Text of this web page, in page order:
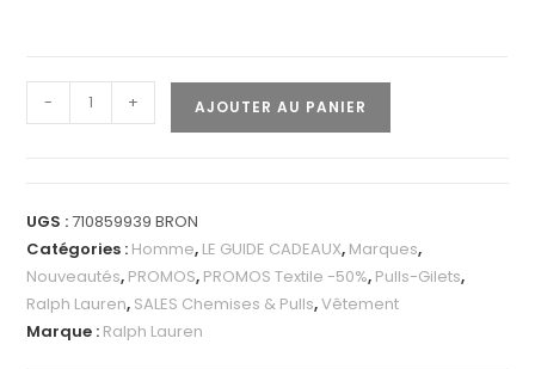
- + AJOUTER AU PANIER
UGS :710859939 BRON
Catégories : Homme, LE GUIDE CADEAUX, Marques,
Nouveautés, PROMOS, PROMOS Textile -50%, Pulls-Gilets,
Ralph Lauren, SALES Chemises & Pulls,Vêtement
Marque : Ralph Lauren